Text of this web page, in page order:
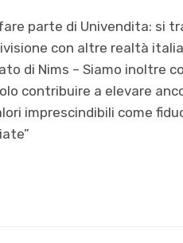
parte di Univendita: si
con altre realtà
di Nims – Siamo inoltre
contribuire a elevare
imprescindibili come